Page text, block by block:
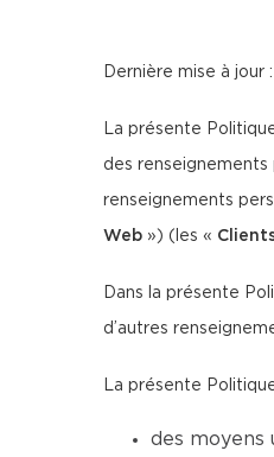
Dernière mise à jour
La présente
des renseignements
renseignements
Web ») (les «
Dans la présente
d’autres
La présente
des moyens